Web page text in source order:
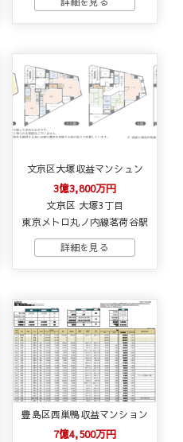
文京区大塚収益マンシュン
3億3,800万円
文京区 大塚3丁目
東京メトロ丸ノ内線茗荷谷駅
豊島区西巣鴨収益マンション
7億4,500万円